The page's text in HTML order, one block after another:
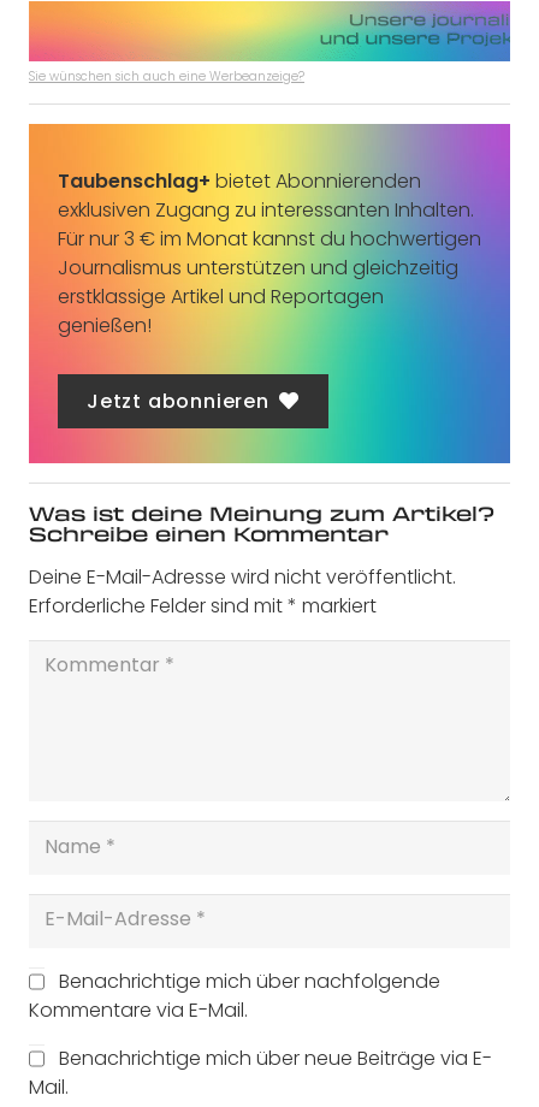
Sie wünschen sich auch eine Werbeanzeige?
Taubenschlag+ bietet Abonnierenden
exklusiven Zugang zu interessanten Inhalten.
Für nur 3 € im Monat kannst du hochwertigen
Journalismus unterstützen und gleichzeitig
erstklassige Artikel und Reportagen
genießen!
Jetzt abonnieren
Was ist deine Meinung zum Artikel?
Schreibe einen Kommentar
Deine E-Mail-Adresse wird nicht veröffentlicht.
Erforderliche Felder sind mit* markiert
Benachrichtige mich über nachfolgende
Kommentare via E-Mail.
Benachrichtige mich über neue Beiträge via E-
Mail.